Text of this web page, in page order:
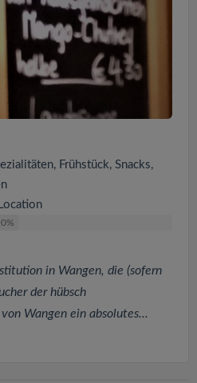
Frühstück, Snacks,
in Wangen, die (sofern
der hübsch
Wangen ein absolutes...